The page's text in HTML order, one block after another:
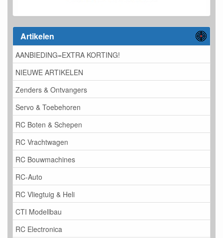
Artikelen
AANBIEDING=EXTRA KORTING!
NIEUWE ARTIKELEN
Zenders & Ontvangers
Servo & Toebehoren
RC Boten & Schepen
RC Vrachtwagen
RC Bouwmachines
RC-Auto
RC Vliegtuig & Heli
CTI Modellbau
RC Electronica